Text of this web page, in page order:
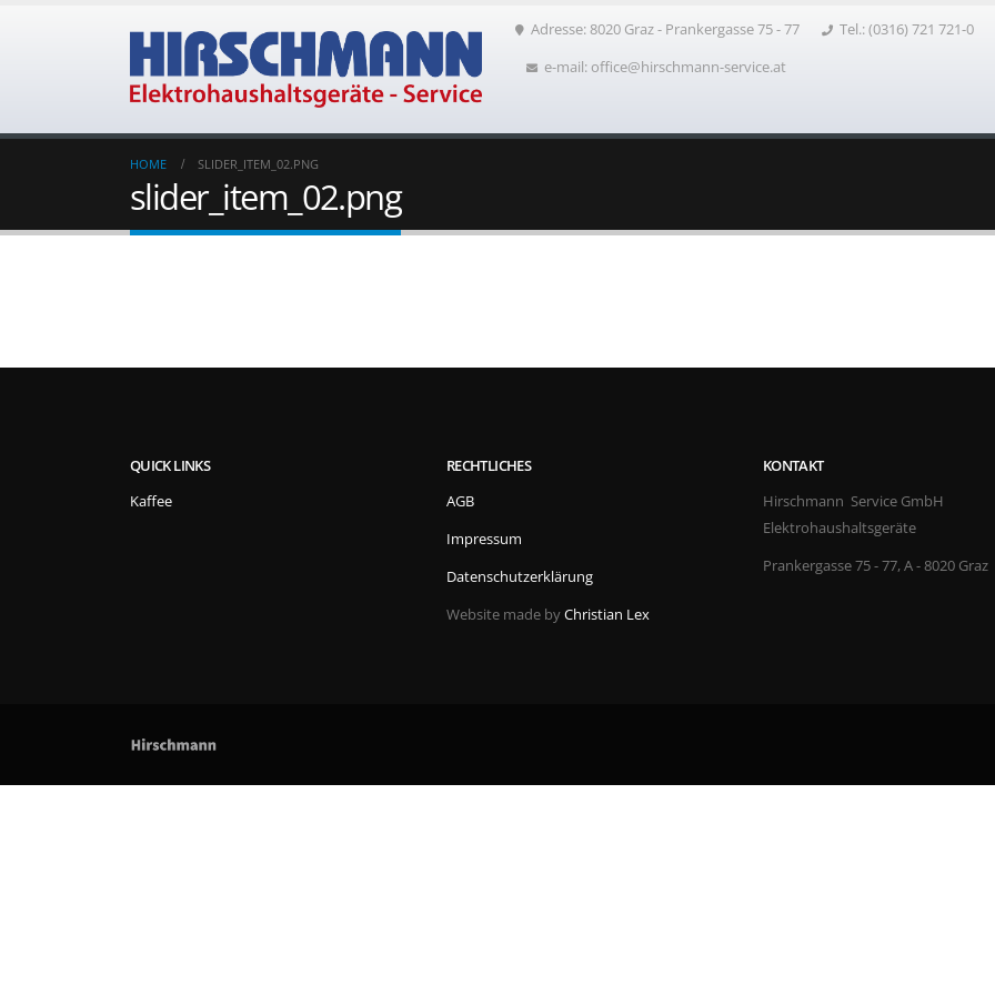
Adresse: 8020 Graz - Prankergasse 75 - 77 Tel.: (0316) 721 721-0
e-mail: office@hirschmann-service.at
HOME SLIDER_ITEM_02.PNG
slider_item_02.png
QUICK LINKS
Kaffee
RECHTLICHES
AGB
Impressum
Datenschutzerklärung
Website made byChristian Lex
KONTAKT
Hirschmann Service GmbH
Elektrohaushaltsgeräte
Prankergasse 75 - 77, A - 8020 Graz